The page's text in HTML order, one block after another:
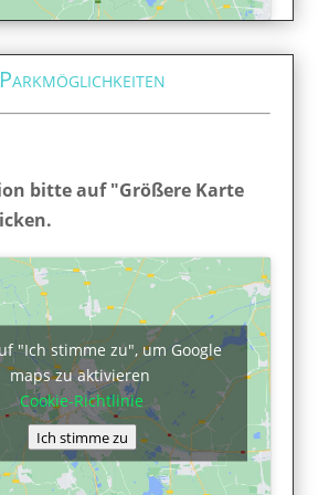
Parkmöglichkeiten
bitte auf "Größere Karte
"Ich stimme zu", um Google
maps zu aktivieren
Cookie-Richtlinie
Ich stimme zu